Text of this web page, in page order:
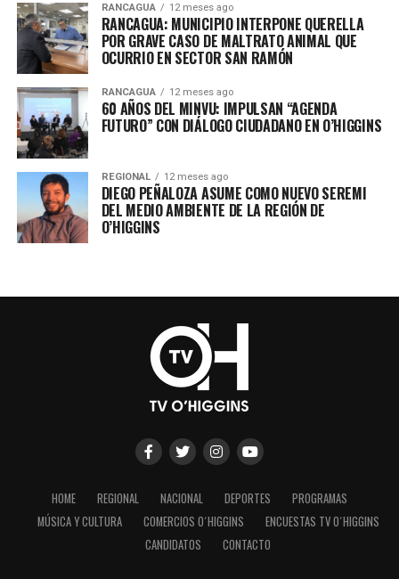
RANCAGUA 12 meses ago
RANCAGUA: MUNICIPIO INTERPONE QUERELLA
POR GRAVE CASO DE MALTRATO ANIMAL QUE
OCURRIO EN SECTOR SAN RAMÓN
RANCAGUA 12 meses ago
60 AÑOS DEL MINVU: IMPULSAN “AGENDA
FUTURO” CON DIÁLOGO CIUDADANO EN O’HIGGINS
REGIONAL 12 meses ago
DIEGO PEÑALOZA ASUME COMO NUEVO SEREMI
DEL MEDIO AMBIENTE DE LA REGIÓN DE
O’HIGGINS
HOME REGIONAL NACIONAL DEPORTES
PROGRAMAS
MÚSICA Y CULTURA
COMERCIOS O´HIGGINS
ENCUESTAS TV O´HIGGINS
CANDIDATOS
CONTACTO